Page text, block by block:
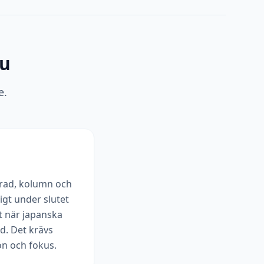
kolumn och
under slutet
när japanska
Det krävs
och fokus.